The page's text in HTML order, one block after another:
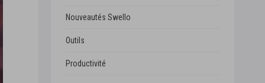
Nouveautés Swello
Outils
Productivité